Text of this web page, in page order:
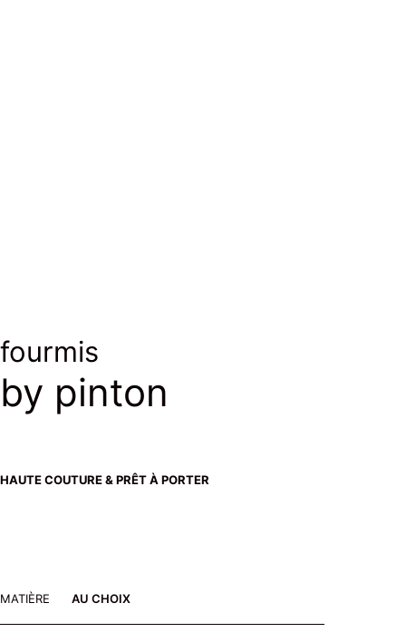
fourmis
by pinton
HAUTE COUTURE & PRÊT À PORTER
MATIÈRE AU CHOIX